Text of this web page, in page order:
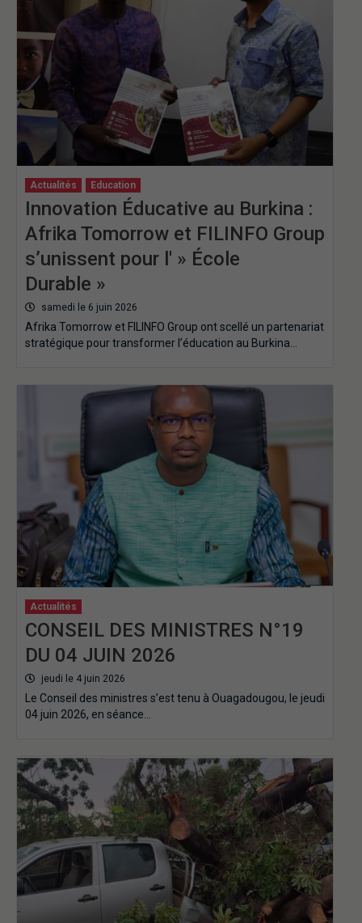
Actualités Education
Innovation Éducative au Burkina :
Afrika Tomorrow et FILINFO Group
s’unissent pour l' » École
Durable »
samedi le 6 juin 2026
Afrika Tomorrow et FILINFO Group ont scellé un partenariat
stratégique pour transformer l’éducation au Burkina…
Actualités
CONSEIL DES MINISTRES N°19
DU 04 JUIN 2026
jeudi le 4 juin 2026
Le Conseil des ministres s’est tenu à Ouagadougou, le jeudi
04 juin 2026, en séance…